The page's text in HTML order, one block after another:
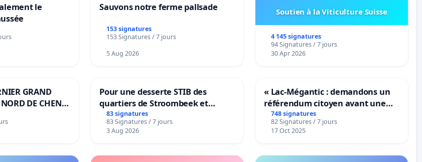
le
Sauvons notre ferme pallsade
153 signatures
153 Signatures / 7 jours
5 Aug 2026
Soutien à la Viticulture Suisse
4 145 signatures
94 Signatures / 7 jours
30 Apr 2026
GRAND
DE CHENE-
Pour une desserte STIB des
quartiers de Stroombeek et
Beauval - Voor een MIVB-
bediening van de wijken
Strombeek en Het Voor
83 signatures
83 Signatures / 7 jours
3 Aug 2026
« Lac-Mégantic : demandons un
référendum citoyen avant une
transformation irréversible de
notre territoire »
748 signatures
82 Signatures / 7 jours
17 Oct 2025